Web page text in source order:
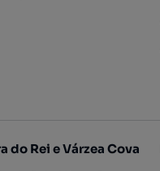
do Rei e Várzea Cova